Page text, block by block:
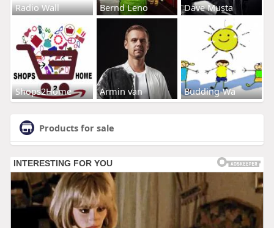
Radio Wall Bernd Leno Dave Musta
Shops2Home Armin van Budding-Wa
Products for sale